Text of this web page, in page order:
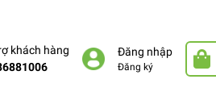
khách hàng
Đăng nhập
Đăng ký